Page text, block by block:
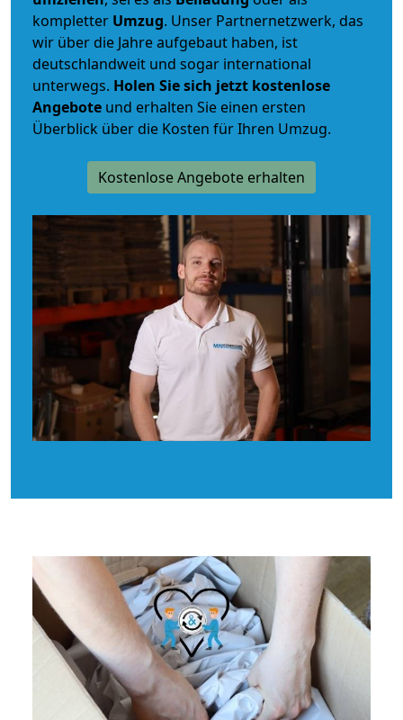
kompletter Umzug. Unser Partnernetzwerk, das
wir über die Jahre aufgebaut haben, ist
deutschlandweit und sogar international
unterwegs. Holen Sie sich jetzt kostenlose
Angebote und erhalten Sie einen ersten
Überblick über die Kosten für Ihren Umzug.
Kostenlose Angebote erhalten